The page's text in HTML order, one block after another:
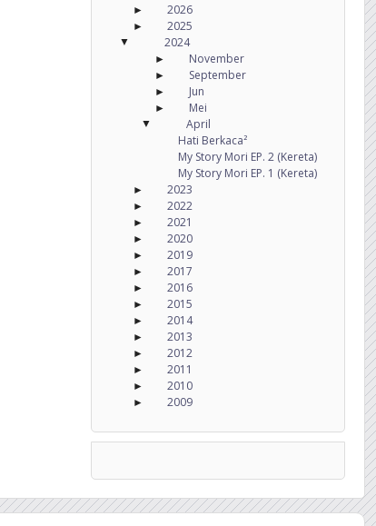
► 2026
► 2025
▼ 2024
► November
► September
► Jun
► Mei
▼
April
Hati Berkaca²
My Story Mori EP. 2 (Kereta)
My Story Mori EP. 1 (Kereta)
► 2023
► 2022
► 2021
► 2020
► 2019
► 2017
► 2016
► 2015
► 2014
► 2013
► 2012
► 2011
► 2010
► 2009